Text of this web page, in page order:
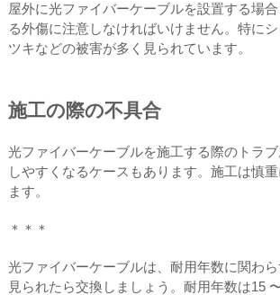
屋外に光ファイバーケーブルを設置する場
る外傷に注意しなければいけません。特に
ツキなどの被害が多く見られています。
施工の際の不具合
光ファイバーケーブルを施工する際のトラ
しやすくなるケースもあります。施工は慎
ます。
＊＊＊
光ファイバーケーブルは、耐用年数に関わ
見られたら交換しましょう。耐用年数は15